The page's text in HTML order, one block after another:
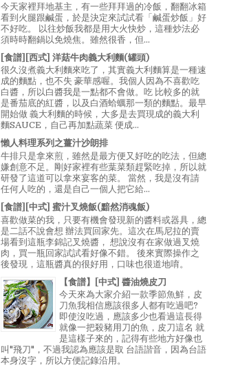
今天家裡拜地基主，有一些拜拜過的冷飯，翻翻冰箱
看到火腿跟鹹蛋，於是決定來試試看「鹹蛋炒飯」好
不好吃。 以往炒飯我都是用大火快炒，這種炒法必
須時時翻鍋以免燒焦。雖然很香，但...
[食譜][西式] 洋菇牛肉義大利麵(罐頭)
很久沒煮義大利麵來吃了，其實義大利麵算是一種速
成的麵點，也不失 豪華感喔。我個人因為不喜歡吃
白醬，所以白醬我是一點都不會做。吃 比較多的就
是番茄底的紅醬，以及白酒蛤蠣那一類的麵點。最早
開始做 義大利麵的時候，大多是去買現成的義大利
麵SAUCE，自己再加點蔬菜 便成...
懶人料理系列之薑汁沙朗排
牛排只是拿來煎，雖然是最方便又好吃的吃法，但總
嫌創意不足。剛好家裡有些葉菜類趕緊吃掉，所以就
研發了這道可以拿來宴客的菜。 當然，我是沒有請
任何人吃的，還是自己一個人把它給...
[食譜][中式] 蜜汁叉燒飯(黯然消魂飯)
喜歡做菜的我，只要有機會發現新的醬料或器具，總
是二話不說會想 辦法買回家先。這次在馬尼拉的賣
場看到這瓶李錦記叉燒醬， 想說沒有在家做過叉燒
肉，買一瓶回家試試看好像不錯。 後來實際操作之
後發現，這瓶醬真的很好用，口味也很道地唷。
【食譜】[中式] 醬油燒皮刀
今天來為大家介紹一款季節魚鮮，皮
刀魚我相信應該很多人都有吃過吧?
即使沒吃過，應該多少也看過這長得
就像一把殺豬用刀的魚，皮刀這名 就
是這樣子來的，記得有些地方好像也
叫"飛刀"，不過我認為應該是取 台語諧音，因為台語
本身沒字，所以方便記錄沿用。